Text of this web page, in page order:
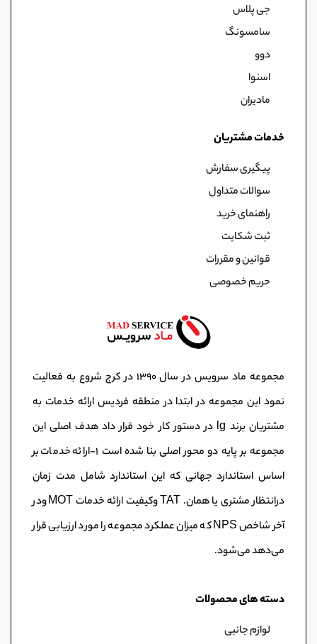
جی پلاس
سامسونگ
دوو
اسنوا
مادیران
خدمات مشتریان
پیگیری سفارش
سوالات متداول
راهنمای خرید
ثبت شکایت
قوانین و مقررات
حریم خصوصی
مجموعه ماد سرویس در سال ١٣٩٠ در کرج شروع به فعالیت
نمود این مجموعه در ابتدا در منطقه فردیس ارائه خدمات به
مشتریان برند lg در دستور کار خود قرار داد هدف اصلی این
مجموعه بر پایه دو محور اصلی بنا شده است ١-ارائه خدمات بر
اساس استاندارد جهانی که این استاندارد شامل مدت زمان
درانتظار مشتری یا همان. TAT وکیفیت ارائه خدمات MOT ودر
آخر شاخص NPS که میزان عملکرد مجموعه را مورد ارزیابی قرار
می‌دهد می‌شود.
دسته های محصولات
لوازم جانبی